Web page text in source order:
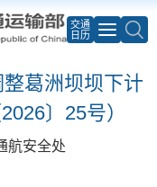
交通
日历
葛洲坝坝下计
〕25号）
航安全处